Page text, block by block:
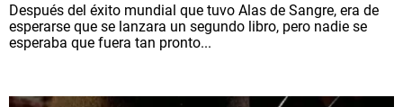
Después del éxito mundial que tuvo Alas de Sangre, era de
esperarse que se lanzara un segundo libro, pero nadie se
esperaba que fuera tan pronto...